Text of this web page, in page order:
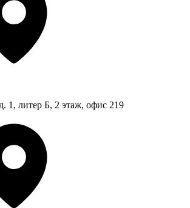
1, литер Б, 2 этаж, офис 219